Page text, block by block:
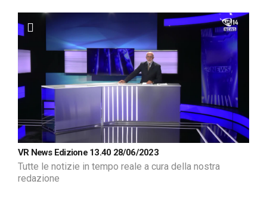
VR News Edizione 13.40 28/06/2023
Tutte le notizie in tempo reale a cura della nostra
redazione